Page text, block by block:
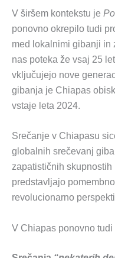
V širšem kontekstu je
ponovno okrepilo tudi
med lokalnimi gibanji in
nas poteka že vsaj 25
vključujejo nove
gibanja je Chiapas
vstaje leta 2024.
Srečanje v Chiapasu
globalnih srečevanj
zapatističnih
predstavljajo
revolucionarno
V Chiapas ponovno